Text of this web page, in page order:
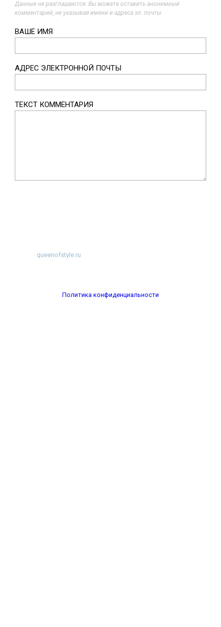
Данные не разглашаются. Вы можете оставить анонимный
комментарий, не указывая имени и адреса эл. почты
ВАШЕ ИМЯ
АДРЕС ЭЛЕКТРОННОЙ ПОЧТЫ
ТЕКСТ КОММЕНТАРИЯ
queenofstyle.ru
Политика конфиденциальности